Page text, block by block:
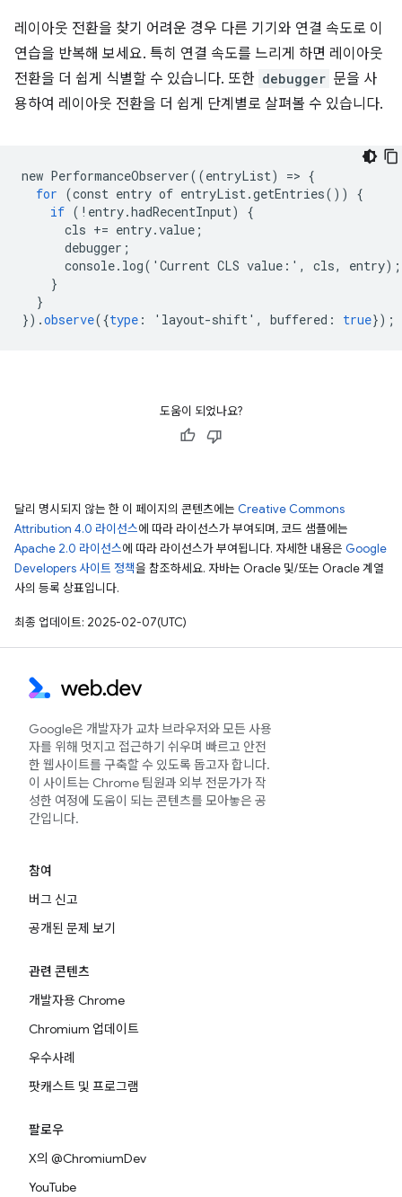
레이아웃 전환을 찾기 어려운 경우 다른 기기와 연결 속도로 이
연습을 반복해 보세요. 특히 연결 속도를 느리게 하면 레이아웃
전환을 더 쉽게 식별할 수 있습니다. 또한 debugger 문을 사
용하여 레이아웃 전환을 더 쉽게 단계별로 살펴볼 수 있습니다.
new PerformanceObserver((entryList) => {
for (const entry of entryList.getEntries())
{
if (! entry.hadRecentInput)
{
cls += entry.value ;
debugger ;
console. log( ' Current CLS value : ' , cls, entry);
}
}
}).observe({type : ' layout-shift' , buffered : true});
도움이 되었나요?
달리 명시되지 않는 한 이 페이지의 콘텐츠에는 Creative Commons
Attribution 4.0 라이선스에 따라 라이선스가 부여되며, 코드 샘플에는
Apache 2.0 라이선스에 따라 라이선스가 부여됩니다. 자세한 내용은 Google
Developers 사이트 정책을 참조하세요. 자바는 Oracle 및/또는 Oracle 계열
사의 등록 상표입니다.
최종 업데이트: 2025-02-07(UTC)
Google은 개발자가 교차 브라우저와 모든 사용
자를 위해 멋지고 접근하기 쉬우며 빠르고 안전
한 웹사이트를 구축할 수 있도록 돕고자 합니다.
이 사이트는 Chrome 팀원과 외부 전문가가 작
성한 여정에 도움이 되는 콘텐츠를 모아놓은 공
간입니다.
참여
버그 신고
공개된 문제 보기
관련 콘텐츠
개발자용 Chrome
Chromium 업데이트
우수사례
팟캐스트 및 프로그램
팔로우
X의 @ChromiumDev
YouTube